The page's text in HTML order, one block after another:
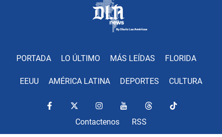
PORTADA LO ÚLTIMO MÁS LEÍDAS FLORIDA
EEUU AMÉRICA LATINA DEPORTES CULTURA
Contactenos RSS